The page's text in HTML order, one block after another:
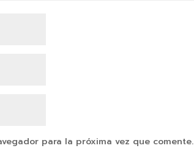
para la próxima vez que comente.